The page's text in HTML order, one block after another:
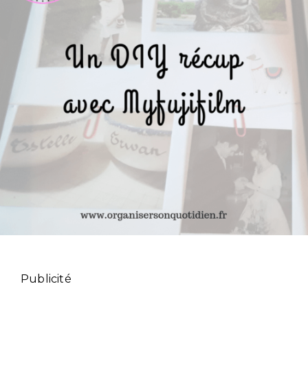
Publicité